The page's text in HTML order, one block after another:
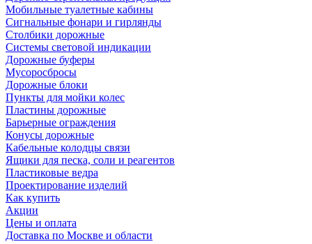
Мобильные туалетные кабины
Сигнальные фонари и гирлянды
Столбики дорожные
Системы световой индикации
Дорожные буферы
Мусоросбросы
Дорожные блоки
Пункты для мойки колес
Пластины дорожные
Барьерные ограждения
Конусы дорожные
Кабельные колодцы связи
Ящики для песка, соли и реагентов
Пластиковые ведра
Проектирование изделий
Как купить
Акции
Цены и оплата
Доставка по Москве и области